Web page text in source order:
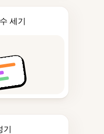
세기
기